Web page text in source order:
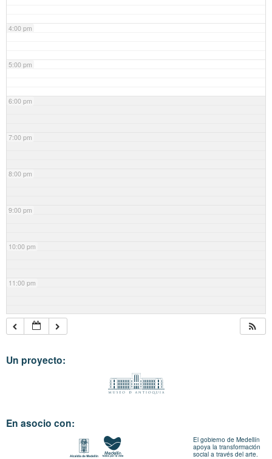
4:00 pm
5:00 pm
6:00 pm
7:00 pm
8:00 pm
9:00 pm
10:00 pm
11:00 pm
Un proyecto:
En asocio con:
El gobierno de Medellín
apoya la transformación
social a través del arte.